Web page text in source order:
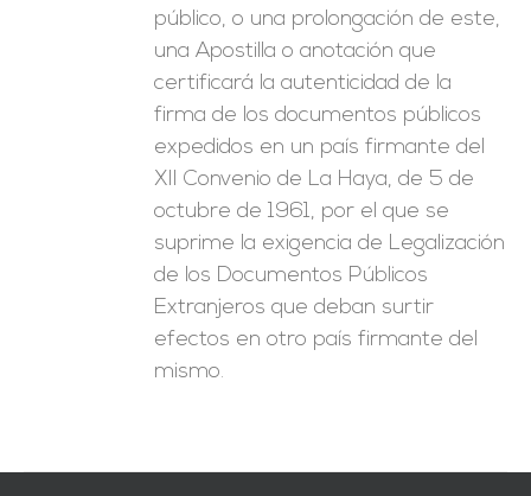
público, o una prolongación de este,
una Apostilla o anotación que
certificará la autenticidad de la
firma de los documentos públicos
expedidos en un país firmante del
XII Convenio de La Haya, de 5 de
octubre de 1961, por el que se
suprime la exigencia de Legalización
de los Documentos Públicos
Extranjeros que deban surtir
efectos en otro país firmante del
mismo.